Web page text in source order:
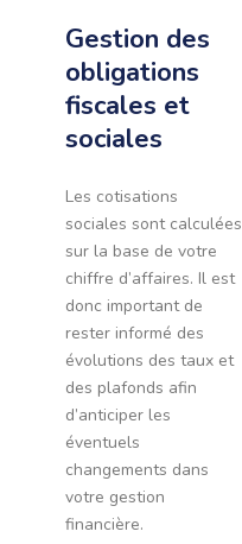
Gestion des
obligations
fiscales et
sociales
Les cotisations
sociales sont calculées
sur la base de votre
chiffre d’affaires. Il est
donc important de
rester informé des
évolutions des taux et
des plafonds afin
d’anticiper les
éventuels
changements dans
votre gestion
financière.